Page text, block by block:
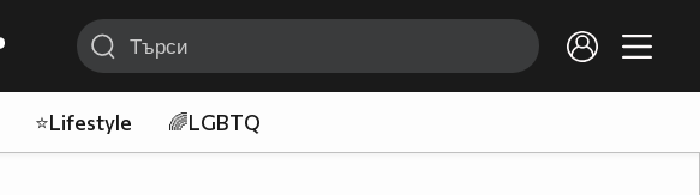
⭐Lifestyle 🌈LGBTQ